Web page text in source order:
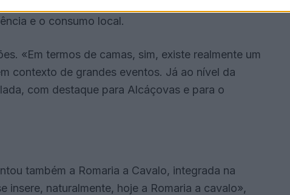
levá-las passado meia hora», afirmou,
e o consumo local.
«Em termos de camas, sim, existe realmente um
contexto de grandes eventos. Já ao nível da
com destaque para Alcáçovas e para o
também a Romaria a Cavalo, integrada na
insere, naturalmente, hoje a Romaria a cavalo»,